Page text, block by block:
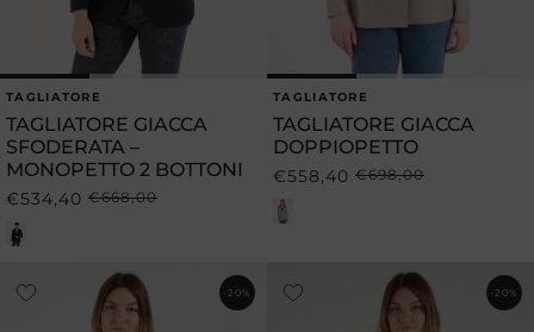
Produttore:
TAGLIATORE
TAGLIATORE GIACCA
SFODERATA –
MONOPETTO 2 BOTTONI
€668,00
€534,40
Produttore:
TAGLIATORE
TAGLIATORE GIACCA
DOPPIOPETTO
€698,00
€558,40
-20% -20%